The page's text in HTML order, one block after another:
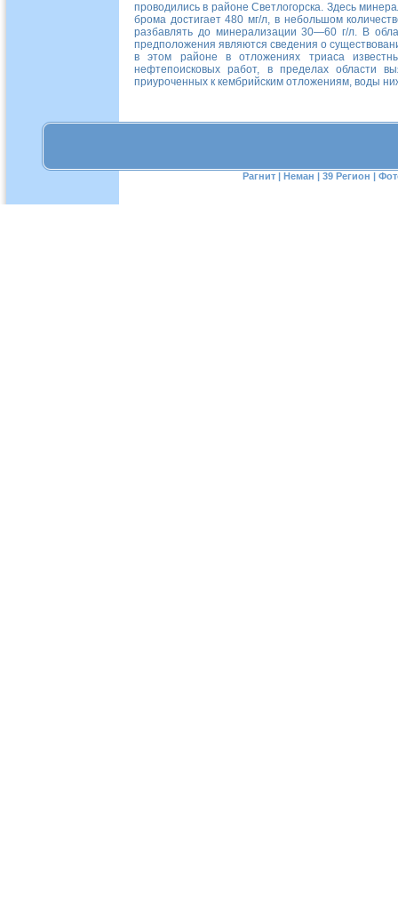
проводились в районе Светлогорска. Здесь
брома достигает480 мг/л , в небольшом
разбавлять до минерализации30—60 г/л . В
предположения являются сведения о
в этом районе в отложениях триаса
нефтепоисковых работ, в пределах области
приуроченных к кембрийским отложениям, воды
Рагнит | Неман | 39 Регион |